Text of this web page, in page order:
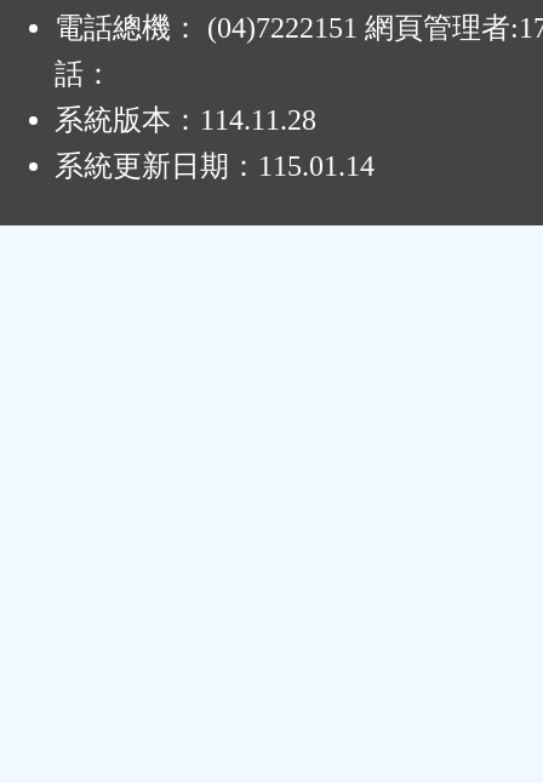
電話總機： (04)7222151 網頁管理者
話：
系統版本： 114.11.28
系統更新日期： 115.01.14